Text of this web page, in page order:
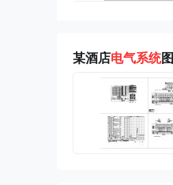
某酒店电气系统图